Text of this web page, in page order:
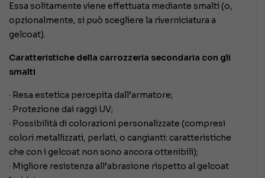
Essa solitamente viene effettuata mediante smalti (o,
opzionalmente, si può scegliere la riverniciatura a
gelcoat).
Caratteristiche della carrozzeria secondaria con gli
smalti
· Resa estetica percepita dall’armatore;
· Protezione dai raggi UV;
· Possibilità di colorazioni personalizzate (compresi
colori metallizzati, perlati, o cangianti: caratteristiche
che con i gelcoat non sono ancora ottenibili);
· Migliore resistenza all’abrasione rispetto al gelcoat